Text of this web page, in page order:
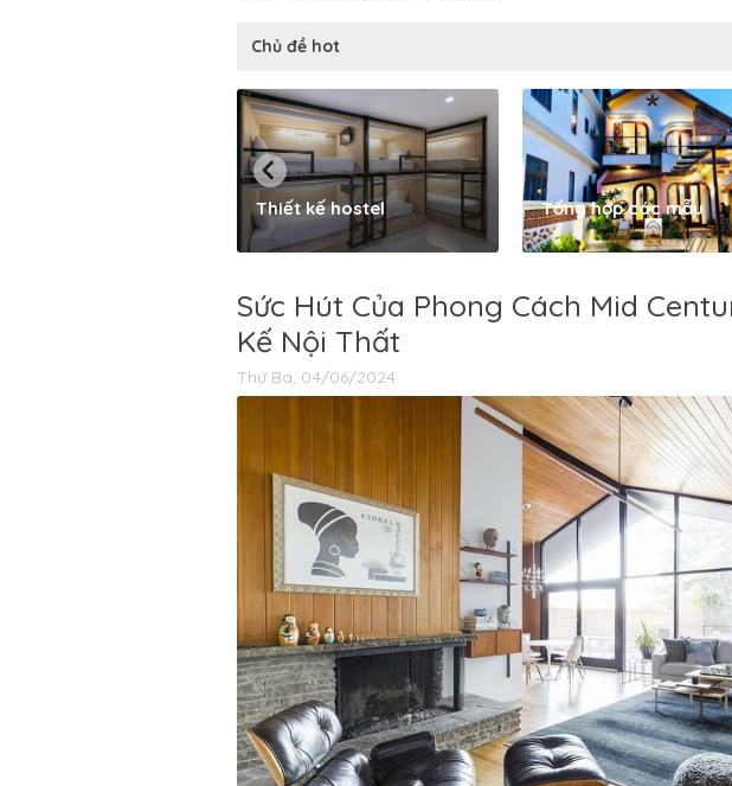
Chủ đề hot
Thiết kế hostel Tổng hợp các mẫu
Sức Hút Của Phong Cách Mid
Kế Nội Thất
Thứ Ba, 04/06/2024